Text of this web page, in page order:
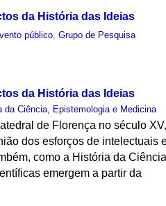
da História das Ideias
público ,Grupo de Pesquisa
da História das Ideias
da Ciência, Epistemologia e Medicina
de Florença no século XV,
dos esforços de intelectuais
como a História da Ciência
emergem a partir da